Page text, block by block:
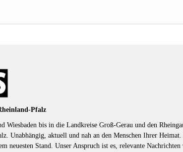
Pfalz
Wiesbaden bis in die Landkreise Groß-Gerau und den
Unabhängig, aktuell und nah an den Menschen Ihrer
neuesten Stand. Unser Anspruch ist es, relevante